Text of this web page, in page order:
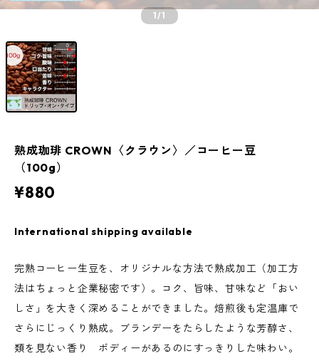
1/1
熟成珈琲 CROWN〈クラウン〉／コーヒー豆
（100g）
¥880
International shipping available
完熟コーヒー生豆を、オリジナルな方法で熟成加工（加工方
法はちょっと企業秘密です）。コク、旨味、甘味など「おい
しさ」を大きく深めることができました。焙煎後も定温庫で
さらにじっくり熟成。ブランデーをたらしたような芳醇さ、
類を見ない香り ボディーがあるのにすっきりした味わい。